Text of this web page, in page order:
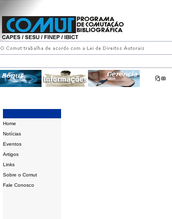
Home
Notícias
Eventos
Artigos
Links
Sobre o Comut
Fale Conosco